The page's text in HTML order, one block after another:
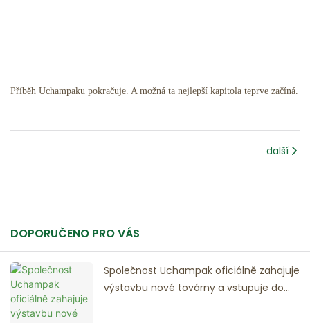
Příběh Uchampaku pokračuje. A možná ta nejlepší kapitola teprve začíná.
další
DOPORUČENO PRO VÁS
Společnost Uchampak oficiálně zahajuje
výstavbu nové továrny a vstupuje do